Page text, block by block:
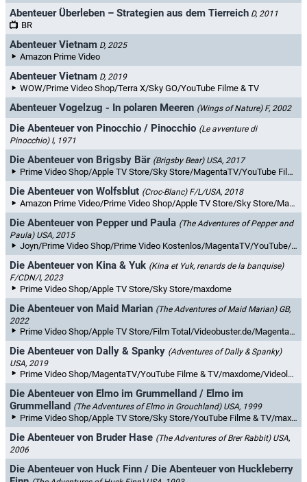
Abenteuer Überleben – Strategien aus dem Tierreich D, 2011
BR
Abenteuer Vietnam D, 2025
Amazon Prime Video
Abenteuer Vietnam D, 2019
WOW/Prime Video Shop/Terra X/Sky GO/YouTube Filme & TV
Abenteuer Vogelzug - In polaren Meeren (Wings of Nature) F, 2002
Die Abenteuer von Pinocchio / Pinocchio (Le avventure di
Pinocchio) I, 1971
Die Abenteuer von Brigsby Bär (Brigsby Bear) USA, 2017
Prime Video Shop/Apple TV Store/Sky Store/MagentaTV/YouTube Filme & TV/maxdome/Videoload/Rakuten TV
Die Abenteuer von Wolfsblut (Croc-Blanc) F/L/USA, 2018
Amazon Prime Video/Prime Video Shop/Apple TV Store/Sky Store/MagentaTV/YouTube Filme & TV/maxdome/Videoload/Netzkino/Rakuten TV
Die Abenteuer von Pepper und Paula (The Adventures of Pepper and
Paula) USA, 2015
Joyn/Prime Video Shop/Prime Video Kostenlos/MagentaTV/YouTube/Videoload/NetzkinoPlus/Rakuten TV
Die Abenteuer von Kina & Yuk (Kina et Yuk, renards de la banquise)
F/CDN/I, 2023
Prime Video Shop/Apple TV Store/Sky Store/maxdome
Die Abenteuer von Maid Marian (The Adventures of Maid Marian) GB,
2022
Prime Video Shop/Apple TV Store/Film Total/Videobuster.de/MagentaTV/YouTube Filme & TV/maxdome/Videoload
Die Abenteuer von Dally & Spanky (Adventures of Dally & Spanky)
USA, 2019
Prime Video Shop/MagentaTV/YouTube Filme & TV/maxdome/Videoload/Rakuten TV
Die Abenteuer von Elmo im Grummelland / Elmo im
Grummelland (The Adventures of Elmo in Grouchland) USA, 1999
Prime Video Shop/Apple TV Store/Sky Store/YouTube Filme & TV/maxdome
Die Abenteuer von Bruder Hase (The Adventures of Brer Rabbit) USA,
2006
Die Abenteuer von Huck Finn / Die Abenteuer von Huckleberry